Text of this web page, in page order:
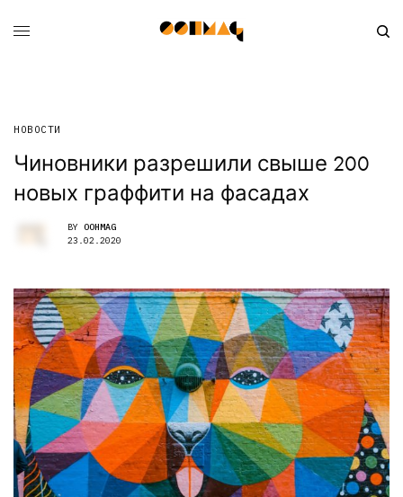
НОВОСТИ
Чиновники разрешили свыше 200
новых граффити на фасадах
BY OOHMAG
23.02.2020